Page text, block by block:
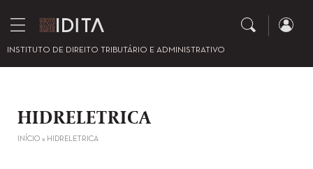
INSTITUTO DE DIREITO TRIBUTÁRIO E ADMINISTRATIVO
HIDRELETRICA
INÍCIO » HIDRELETRICA